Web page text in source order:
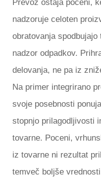
Prevoz ostaja poceni,
nadzoruje celoten
obratovanja
nadzor odpadkov.
delovanja, ne pa iz
Na primer integrirano
svoje posebnosti
stopnjo prilagodljivosti
tovarne. Poceni,
iz tovarne ni rezultat
temveč boljše